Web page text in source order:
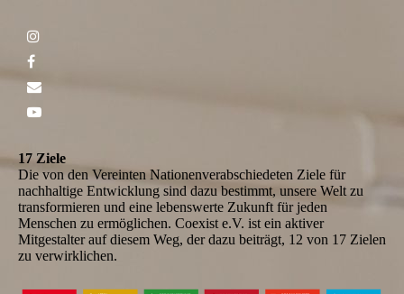
17 Ziele
Die von den Vereinten Nationenverabschiedeten Ziele für
nachhaltige Entwicklung sind dazu bestimmt, unsere Welt zu
transformieren und eine lebenswerte Zukunft für jeden
Menschen zu ermöglichen. Coexist e.V. ist ein aktiver
Mitgestalter auf diesem Weg, der dazu beiträgt, 12 von 17 Zielen
zu verwirklichen.